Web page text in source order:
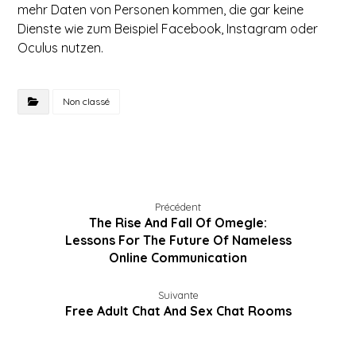
mehr Daten von Personen kommen, die gar keine
Dienste wie zum Beispiel Facebook, Instagram oder
Oculus nutzen.
Non classé
Précédent
The Rise And Fall Of Omegle:
Lessons For The Future Of Nameless
Online Communication
Suivante
Free Adult Chat And Sex Chat Rooms